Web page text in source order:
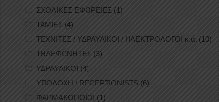
ΣΧΟΛΙΚΕΣ ΕΦΟΡΕΙΕΣ (1)
ΤΑΜΙΕΣ (4)
ΤΕΧΝΙΤΕΣ / ΥΔΡΑΥΛΙΚΟΙ / ΗΛΕΚΤΡΟΛΟΓΟΙ κ.ά. (10)
ΤΗΛΕΦΩΝΗΤΕΣ (3)
ΥΔΡΑΥΛΙΚΟΙ (4)
ΥΠΟΔΟΧΗ / RECEPTIONISTS (6)
ΦΑΡΜΑΚΟΠΟΙΟΙ (1)